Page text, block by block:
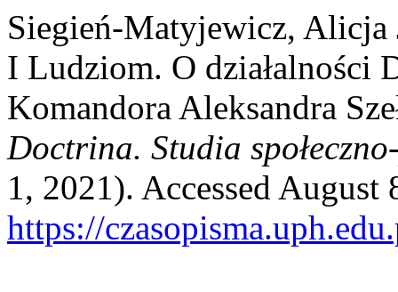
Siegień-Matyjewicz, Alicja
I Ludziom. O działalności
Komandora Aleksandra
Doctrina. Studia
1, 2021). Accessed August
https://